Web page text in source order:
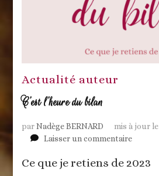
Actualité auteur
C’est l’heure du bilan
parNadège BERNARD mis à jour le
Laisser un commentairesur
l’heure
Ce que je retiens de 2023